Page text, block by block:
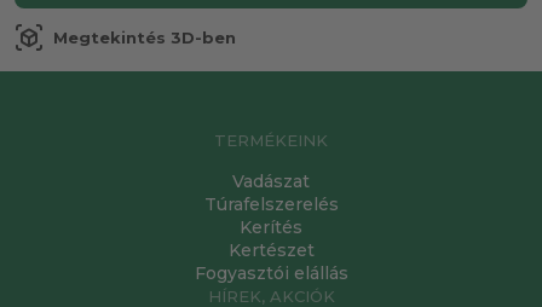
view_in_ar Megtekintés 3D-ben
TERMÉKEINK
Vadászat
Túrafelszerelés
Kerítés
Kertészet
Fogyasztói elállás
HÍREK, AKCIÓK